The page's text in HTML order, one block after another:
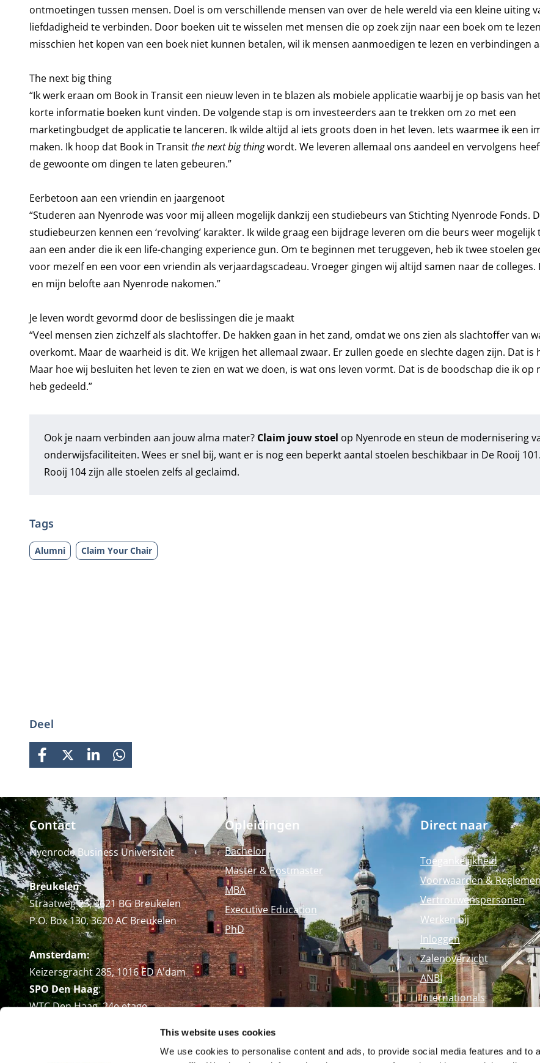
This website uses cookies
We use cookies to personalise content and ads, to provide social media features and to
ontmoetingen tussen mensen. Doel is om verschillende mensen van over de hele wereld via een kleine uiting
liefdadigheid te verbinden. Door boeken uit te wisselen met mensen die op zoek zijn naar een boek om te
misschien het kopen van een boek niet kunnen betalen, wil ik mensen aanmoedigen te lezen en verbindingen
The next big thing
“Ik werk eraan om Book in Transit een nieuw leven in te blazen als mobiele applicatie waarbij je op basis van
korte informatie boeken kunt vinden. De volgende stap is om investeerders aan te trekken om zo met een
marketingbudget de applicatie te lanceren. Ik wilde altijd al iets groots doen in het leven. Iets waarmee ik een
maken. Ik hoop dat Book in Transitthe next big thingwordt. We leveren allemaal ons aandeel en vervolgens
de gewoonte om dingen te laten gebeuren.”
Eerbetoon aan een vriendin en jaargenoot
“Studeren aan Nyenrode was voor mij alleen mogelijk dankzij een studiebeurs van Stichting Nyenrode Fonds.
studiebeurzen kennen een ‘revolving’ karakter. Ik wilde graag een bijdrage leveren om die beurs weer mogelijk
aan een ander die ik een life-changing experience gun. Om te beginnen met teruggeven, heb ik twee stoelen
voor mezelf en een voor een vriendin als verjaardagscadeau. Vroeger gingen wij altijd samen naar de colleges.
en mijn belofte aan Nyenrode nakomen.”
Je leven wordt gevormd door de beslissingen die je maakt
“Veel mensen zien zichzelf als slachtoffer. De hakken gaan in het zand, omdat we ons zien als slachtoffer van
overkomt. Maar de waarheid is dit. We krijgen het allemaal zwaar. Er zullen goede en slechte dagen zijn. Dat is
Maar hoe wij besluiten het leven te zien en wat we doen, is wat ons leven vormt. Dat is de boodschap die ik op
heb gedeeld.”
Ook je naam verbinden aan jouw alma mater? Claim jouw stoel op Nyenrode en steun de modernisering
onderwijsfaciliteiten. Wees er snel bij, want er is nog een beperkt aantal stoelen beschikbaar in De Rooij
Rooij 104 zijn alle stoelen zelfs al geclaimd.
Tags
Alumni Claim Your Chair
Deel
FACEBOOK
X LINKEDINWHATSAPP
Contact
Nyenrode Business Universiteit
Breukelen:
Straatweg 25, 3621 BG Breukelen
P.O. Box 130, 3620 AC Breukelen
Amsterdam:
Keizersgracht 285, 1016 ED A'dam
SPO Den Haag:
WTC Den Haag, 24e etage
Opleidingen
Bachelor
Master & Postmaster
MBA
Executive Education
PhD
Direct naar
Toegankelijkheid
Voorwaarden &
Vertrouwenspersonen
Werken bij
Inloggen
Zalenoverzicht
ANBI
Internationals